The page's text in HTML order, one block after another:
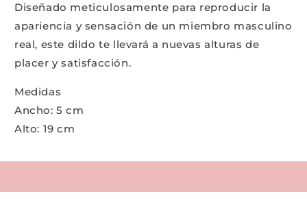
Diseñado meticulosamente para reproducir la
apariencia y sensación de un miembro masculino
real, este dildo te llevará a nuevas alturas de
placer y satisfacción.
Medidas
Ancho: 5 cm
Alto: 19 cm